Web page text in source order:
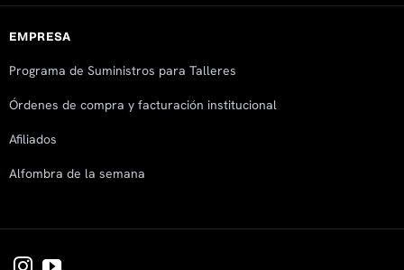
EMPRESA
Programa de Suministros para Talleres
Órdenes de compra y facturación institucional
Afiliados
Alfombra de la semana